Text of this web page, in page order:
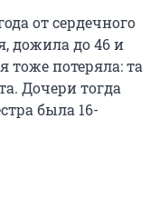
от сердечного
дожила до 46 и
тоже потеряла: та
Дочери тогда
была 16-